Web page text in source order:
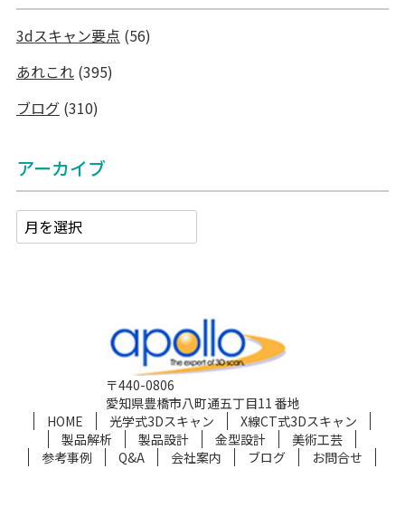
3dスキャン要点 (56)
あれこれ(395)
ブログ(310)
アーカイブ
〒440-0806
愛知県豊橋市八町通五丁目11 番地
HOME
光学式3Dスキャン
X線CT式3Dスキャン
製品解析
製品設計 金型設計
美術工芸
参考事例
Q&A 会社案内 ブログ お問合せ